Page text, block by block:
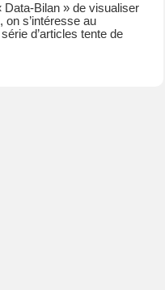
Bilan » de visualiser
s’intéresse au
d’articles tente de